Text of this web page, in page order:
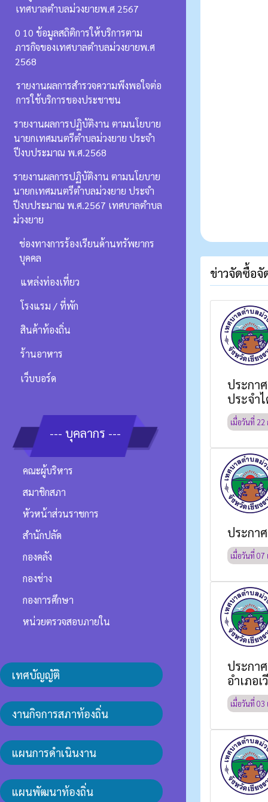
เทศบาลตำบลม่วงยายพ.ศ 2567
0 10 ข้อมูลสถิติการให้บริการตาม
ภารกิจของเทศบาลตำบลม่วงยายพ.ศ
2568
รายงานผลการสำรวจความพึงพอใจต่อ
การใช้บริการของประชาชน
รายงานผลการปฏิบัติงาน ตามนโยบาย
นายกเทศมนตรีตำบลม่วงยาย ประจำ
ปีงบประมาณ พ.ศ.2568
รายงานผลการปฏิบัติงาน ตามนโยบาย
นายกเทศมนตรีตำบลม่วงยาย ประจำ
ปีงบประมาณ พ.ศ.2567 เทศบาลตำบล
ม่วงยาย
ช่องทางการร้องเรียนด้านทรัพยากร
บุคคล
แหล่งท่องเที่ยว
โรงแรม / ที่พัก
สินค้าท้องถิ่น
ร้านอาหาร
เว็บบอร์ด
--- บุคลากร ---
คณะผู้บริหาร
สมาชิกสภา
หัวหน้าส่วนราชการ
สำนักปลัด
กองคลัง
กองช่าง
กองการศึกษา
หน่วยตรวจสอบภายใน
เทศบัญญัติ
งานกิจการสภาท้องถิ่น
แผนการดำเนินงาน
แผนพัฒนาท้องถิ่น
ข่าวจัดซื้อจั
ประกา
ประจำ
เมื่อวันที่ 22
ประกา
เมื่อวันที่ 07
ประกา
อำเภอเ
เมื่อวันที่ 03